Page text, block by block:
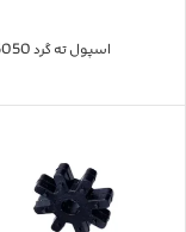
اسپول ته گرد 5050